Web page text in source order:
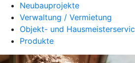
Neubauprojekte
Verwaltung / Vermietung
Objekt- und
Produkte